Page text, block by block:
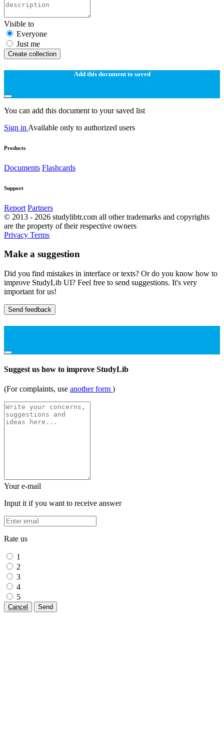
Visible to
Everyone
Just me
Create collection
Add this document to saved
You can add this document to your saved list
Sign in Available only to authorized users
Products
Documents Flashcards
Support
Report Partners
© 2013 - 2026 studylibtr.com all other trademarks and copyrights
are the property of their respective owners
Privacy Terms
Make a suggestion
Did you find mistakes in interface or texts? Or do you know how to
improve StudyLib UI? Feel free to send suggestions. It's very
important for us!
Send feedback
Suggest us how to improve StudyLib
(For complaints, use another form )
Your e-mail
Input it if you want to receive answer
Rate us
1
2
3
4
5
Cancel Send